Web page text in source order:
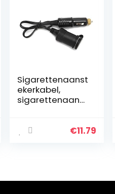
Sigarettenaanst
ekerkabel,
sigarettenaanst
Draagbaar voor
€11.79